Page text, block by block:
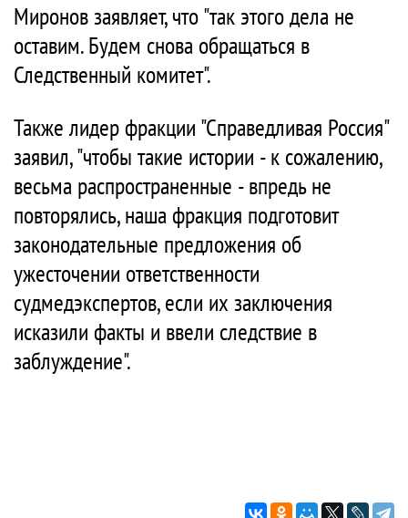
Миронов заявляет, что "так этого дела не
оставим. Будем снова обращаться в
Следственный комитет".
Также лидер фракции "Справедливая Россия"
заявил, "чтобы такие истории - к сожалению,
весьма распространенные - впредь не
повторялись, наша фракция подготовит
законодательные предложения об
ужесточении ответственности
судмедэкспертов, если их заключения
исказили факты и ввели следствие в
заблуждение".